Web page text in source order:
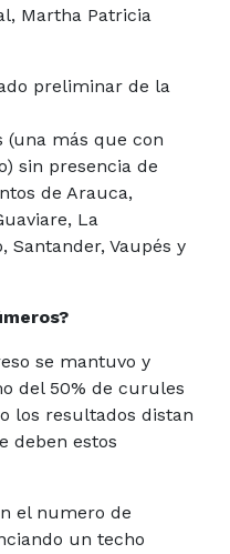
Martha Patricia
preliminar de la
(una más que con
sin presencia de
de Arauca,
La
Santander, Vaupés y
se mantuvo y
del 50% de curules
los resultados distan
deben estos
el numero de
un techo